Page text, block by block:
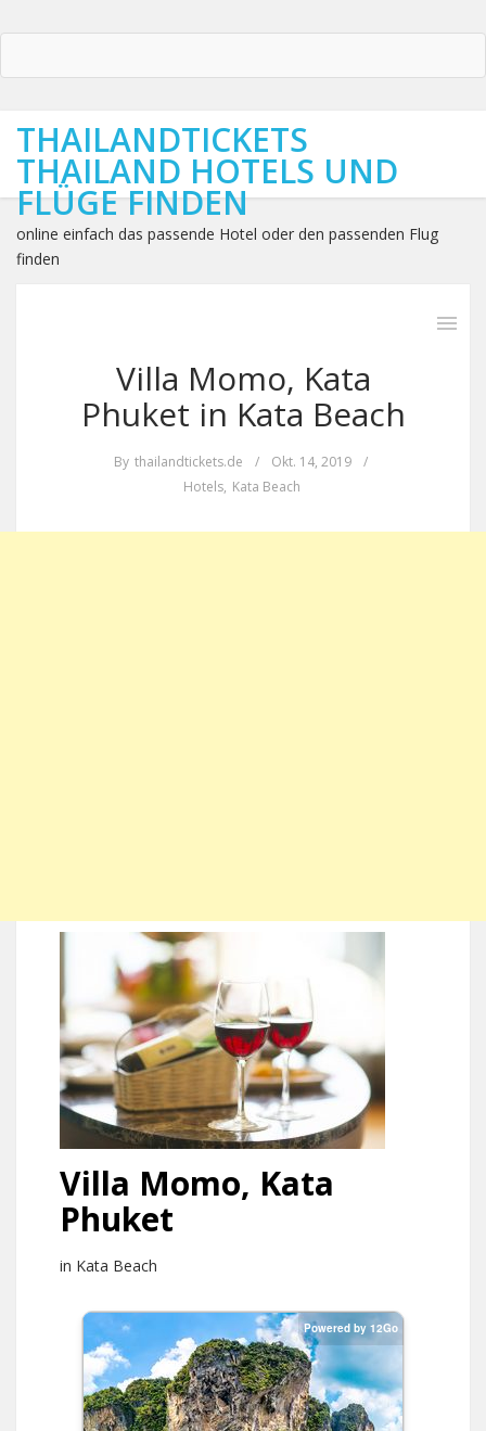
THAILANDTICKETS
THAILAND HOTELS UND
FLÜGE FINDEN
online einfach das passende Hotel oder den passenden Flug
finden
Villa Momo, Kata
Phuket in Kata Beach
By thailandtickets.de / Okt. 14, 2019
/
Hotels, Kata Beach
Villa Momo, Kata
Phuket
in Kata Beach